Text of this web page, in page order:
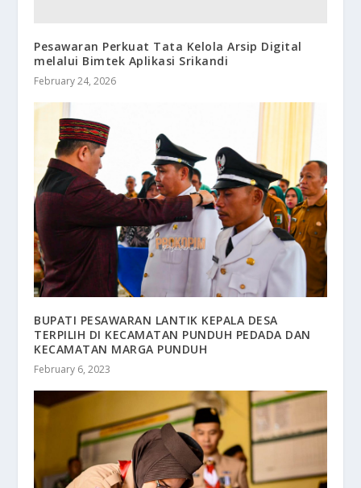
Pesawaran Perkuat Tata Kelola Arsip Digital
melalui Bimtek Aplikasi Srikandi
February 24, 2026
BUPATI PESAWARAN LANTIK KEPALA DESA
TERPILIH DI KECAMATAN PUNDUH PEDADA DAN
KECAMATAN MARGA PUNDUH
February 6, 2023